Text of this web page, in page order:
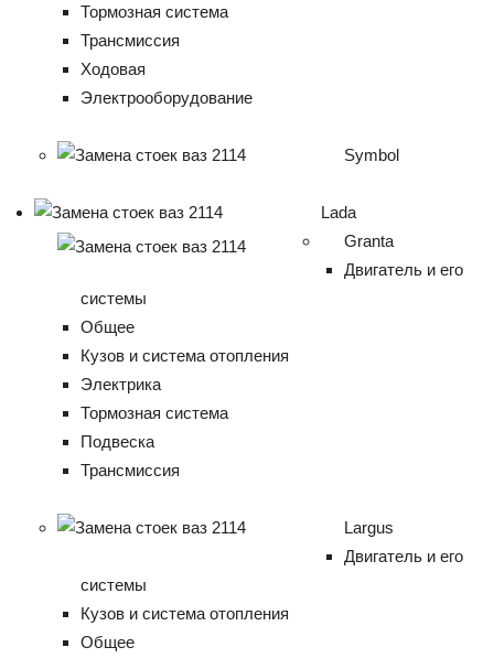
Тормозная система
Трансмиссия
Ходовая
Электрооборудование
Symbol
Lada
Granta
Двигатель и его
системы
Общее
Кузов и система отопления
Электрика
Тормозная система
Подвеска
Трансмиссия
Largus
Двигатель и его
системы
Кузов и система отопления
Общее